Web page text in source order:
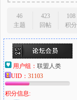
46
主题
423
回帖
108
积分
用户组： 联盟人类
UID： 31103
积分信息: